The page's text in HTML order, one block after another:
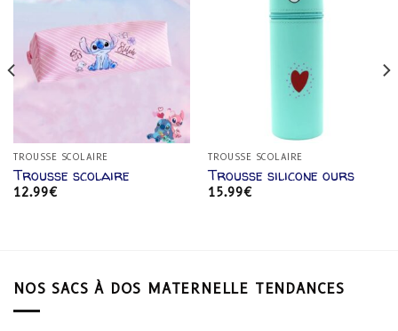
Ajouter
liste
TROUSSE SCOLAIRE
Trousse scolaire
12.99€
TROUSSE SCOLAIRE
Trousse silicone ours
15.99€
NOS SACS À DOS MATERNELLE TENDANCES